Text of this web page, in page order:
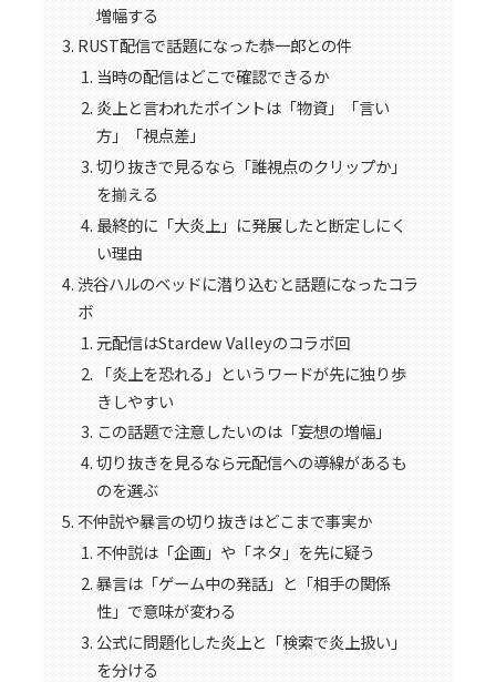
増幅する
RUST配信で話題になった恭一郎との件
当時の配信はどこで確認できるか
炎上と言われたポイントは「物資」「言い
方」「視点差」
切り抜きで見るなら「誰視点のクリップか」
を揃える
最終的に「大炎上」に発展したと断定しにく
い理由
渋谷ハルのベッドに潜り込むと話題になったコラ
ボ
元配信はStardew Valleyのコラボ回
「炎上を恐れる」というワードが先に独り歩
きしやすい
この話題で注意したいのは「妄想の増幅」
切り抜きを見るなら元配信への導線があるも
のを選ぶ
不仲説や暴言の切り抜きはどこまで事実か
不仲説は「企画」や「ネタ」を先に疑う
暴言は「ゲーム中の発話」と「相手の関係
性」で意味が変わる
公式に問題化した炎上と「検索で炎上扱い」
を分ける